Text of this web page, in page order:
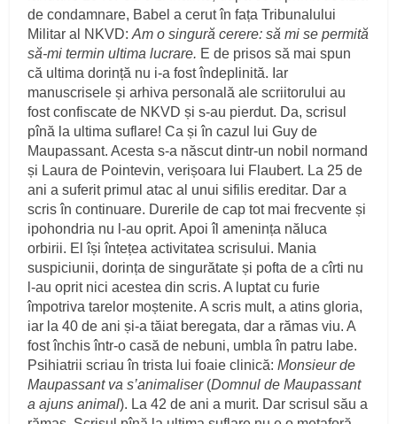
de condamnare, Babel a cerut în fața Tribunalului
Militar al NKVD:Am o singură cerere: să mi se permită
să-mi termin ultima lucrare. E de prisos să mai spun
că ultima dorință nu i-a fost îndeplinită. Iar
manuscrisele și arhiva personală ale scriitorului au
fost confiscate de NKVD și s-au pierdut. Da, scrisul
pînă la ultima suflare! Ca și în cazul lui Guy de
Maupassant. Acesta s-a născut dintr-un nobil normand
și Laura de Pointevin, verișoara lui Flaubert. La 25 de
ani a suferit primul atac al unui sifilis ereditar. Dar a
scris în continuare. Durerile de cap tot mai frecvente și
ipohondria nu l-au oprit. Apoi îl amenința năluca
orbirii. El își întețea activitatea scrisului. Mania
suspiciunii, dorința de singurătate și pofta de a cîrti nu
l-au oprit nici acestea din scris. A luptat cu furie
împotriva tarelor moștenite. A scris mult, a atins gloria,
iar la 40 de ani și-a tăiat beregata, dar a rămas viu. A
fost închis într-o casă de nebuni, umbla în patru labe.
Psihiatrii scriau în trista lui foaie clinică:Monsieur de
Maupassant va s’animaliser(Domnul de Maupassant
a ajuns animal). La 42 de ani a murit. Dar scrisul său a